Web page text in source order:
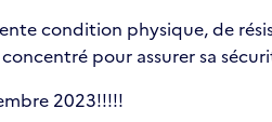
condition physique, de
pour assurer sa
2023!!!!!